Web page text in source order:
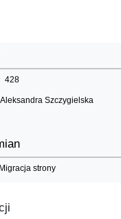
428
Aleksandra Szczygielska
Migracja strony